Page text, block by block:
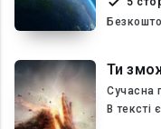
Ти
Сучасна
В текcті